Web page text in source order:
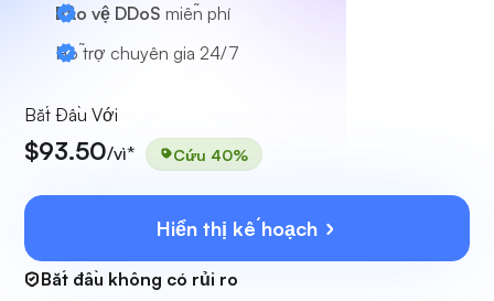
Bảo vệ DDoS miễn phí
Hỗ trợ chuyên gia 24/7
Bắt Đầu Với
$93.50/vì* Cứu 40%
Hiển thị kế hoạch
Bắt đầu không có rủi ro